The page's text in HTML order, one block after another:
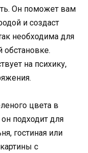
Он поможет вам
и создаст
необходима для
на психику,
цвета в
подходит для
гостиная или
с